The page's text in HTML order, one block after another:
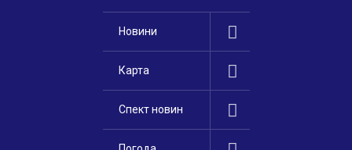
Новини
Карта
Спект новин